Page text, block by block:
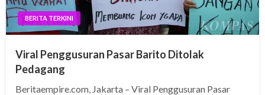
BERITA TERKINI
Viral Penggusuran Pasar Barito Ditolak
Pedagang
Beritaempire.com, Jakarta – Viral Penggusuran Pasar